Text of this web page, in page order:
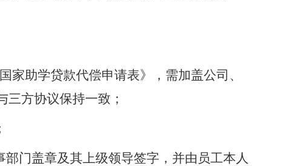
家助学贷款代偿申请表》，需加盖公司、
三方协议保持一致；
门盖章及其上级领导签字，并由员工本人